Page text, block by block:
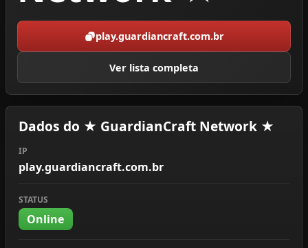
play.guardiancraft.com.br
Ver lista completa
Dados do ★ GuardianCraft Network ★
IP
play.guardiancraft.com.br
STATUS
Online